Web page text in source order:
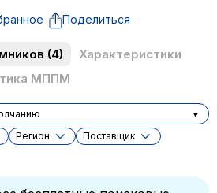
Поделиться
(4)
Характеристики
МППМ
Регион Поставщик